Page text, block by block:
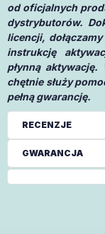
od oficjalnych
dystrybutorów.
licencji,
instrukcję
płynną
chętnie służy
pełną gwarancję.
RECENZJE
GWARANCJA